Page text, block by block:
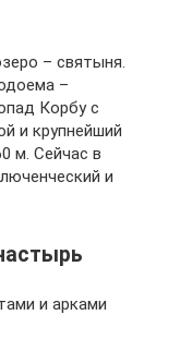
– святыня.
–
Корбу с
и крупнейший
м. Сейчас в
и
и арками